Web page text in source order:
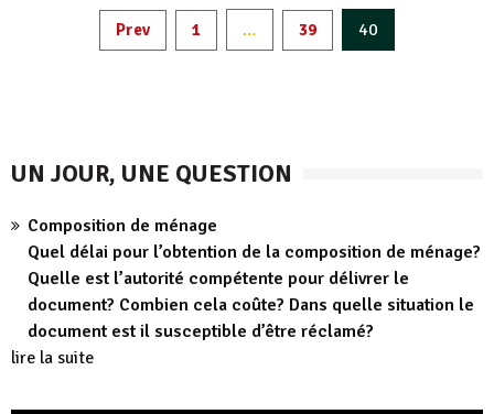
PaginationPrev 1 … 39 40
UN JOUR, UNE QUESTION
Composition de ménage
Quel délai pour l’obtention de la composition de ménage?
Quelle est l’autorité compétente pour délivrer le
document? Combien cela coûte? Dans quelle situation le
document est il susceptible d’être réclamé?
lire la suite